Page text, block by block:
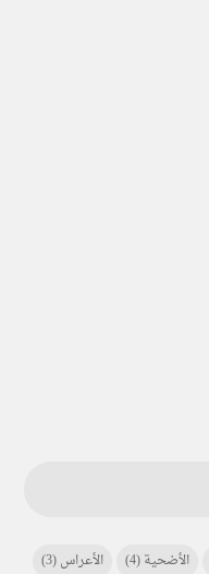
الأضحية(4) الأعراس(3)